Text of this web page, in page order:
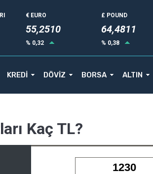
€ EURO
55,2514
% 0,32
£ POUND
64,4811
% 0,38
KREDİ DÖVİZ BORSA ALTIN
Kaç TL?